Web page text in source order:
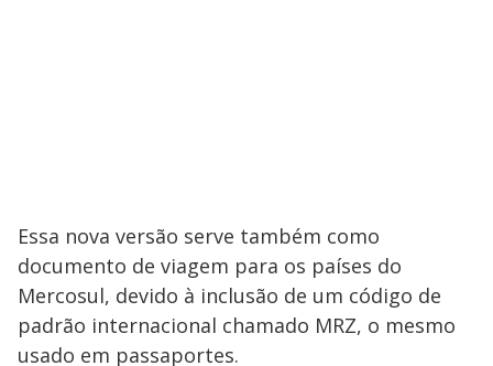
Essa nova versão serve também como
documento de viagem para os países do
Mercosul, devido à inclusão de um código de
padrão internacional chamado MRZ, o mesmo
usado em passaportes.